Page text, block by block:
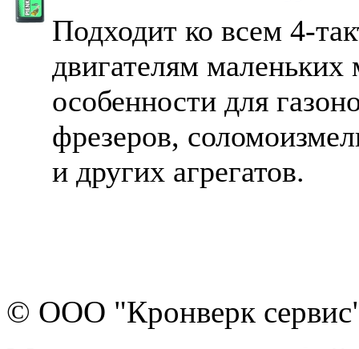
Подходит ко всем 4-
двигателям
особенности для
фрезеров,
и других агрегатов.
© ООО "Кронверк